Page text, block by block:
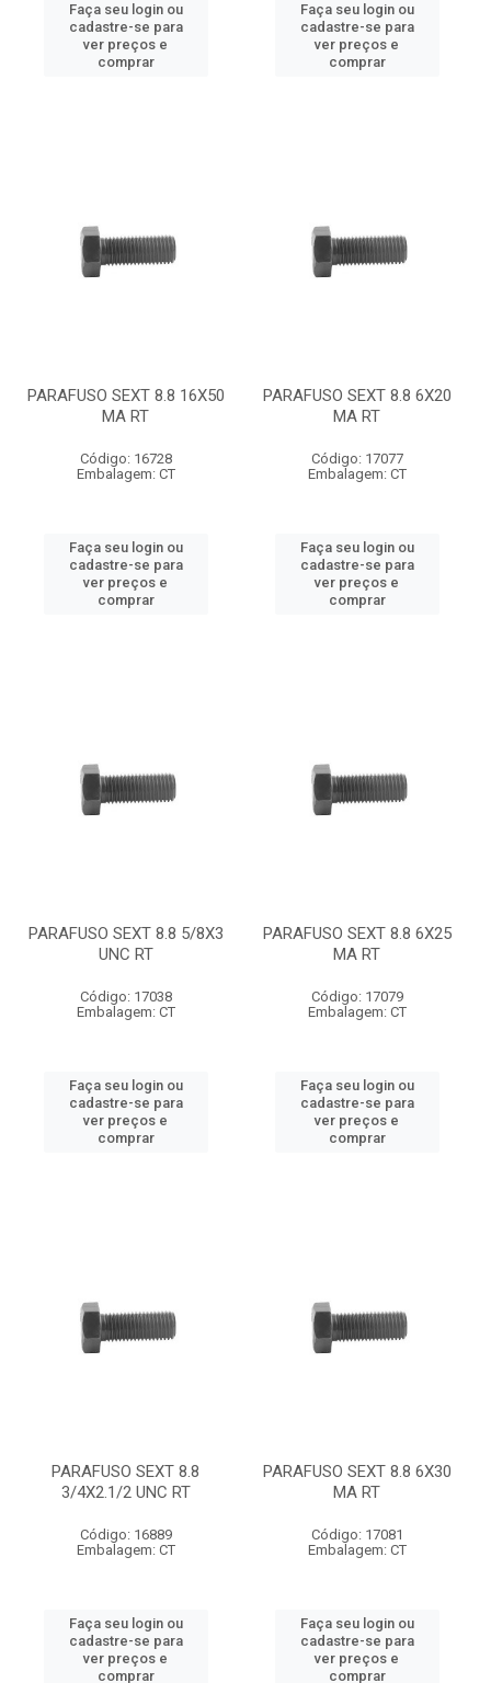
Faça seu login ou
cadastre-se para
ver preços e
comprar
Faça seu login ou
cadastre-se para
ver preços e
comprar
PARAFUSO SEXT 8.8 16X50
MA RT
Código: 16728
Embalagem: CT
Faça seu login ou
cadastre-se para
ver preços e
comprar
PARAFUSO SEXT 8.8 6X20
MA RT
Código: 17077
Embalagem: CT
Faça seu login ou
cadastre-se para
ver preços e
comprar
PARAFUSO SEXT 8.8 5/8X3
UNC RT
Código: 17038
Embalagem: CT
Faça seu login ou
cadastre-se para
ver preços e
comprar
PARAFUSO SEXT 8.8 6X25
MA RT
Código: 17079
Embalagem: CT
Faça seu login ou
cadastre-se para
ver preços e
comprar
PARAFUSO SEXT 8.8
3/4X2.1/2 UNC RT
Código: 16889
Embalagem: CT
Faça seu login ou
cadastre-se para
ver preços e
comprar
PARAFUSO SEXT 8.8 6X30
MA RT
Código: 17081
Embalagem: CT
Faça seu login ou
cadastre-se para
ver preços e
comprar